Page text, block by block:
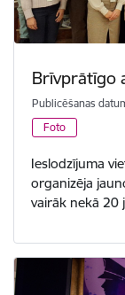
Brīvprātīgo
Publicēšanas
Foto
Ieslodzījuma
organizēja
vairāk nekā 20